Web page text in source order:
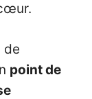
de
point de